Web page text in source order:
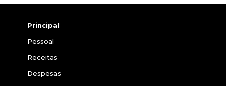
Principal
Pessoal
Receitas
Despesas